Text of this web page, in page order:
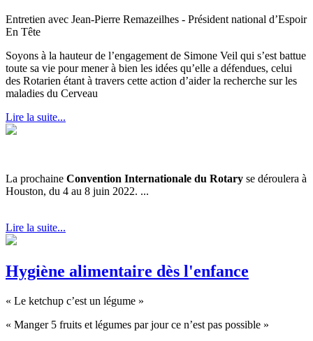
Entretien avec Jean-Pierre Remazeilhes - Président national d’Espoir
En Tête
Soyons à la hauteur de l’engagement de Simone Veil qui s’est battue
toute sa vie pour mener à bien les idées qu’elle a défendues, celui
des Rotarien étant à travers cette action d’aider la recherche sur les
maladies du Cerveau
Lire la suite...
La prochaine Convention Internationale du Rotary se déroulera à
Houston, du 4 au 8 juin 2022. ...
Lire la suite...
Hygiène alimentaire dès l'enfance
« Le ketchup c’est un légume »
« Manger 5 fruits et légumes par jour ce n’est pas possible »